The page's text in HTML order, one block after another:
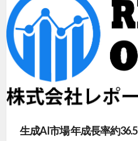
生成AI市場 年成長率約